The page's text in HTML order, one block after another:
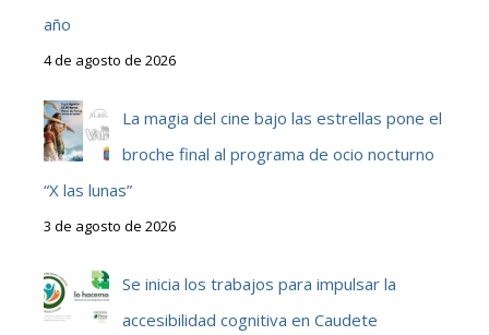
año
4 de agosto de 2026
La magia del cine bajo las estrellas pone el
broche final al programa de ocio nocturno
“X las lunas”
3 de agosto de 2026
Se inicia los trabajos para impulsar la
accesibilidad cognitiva en Caudete